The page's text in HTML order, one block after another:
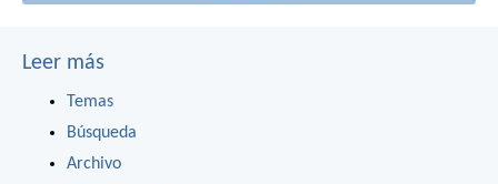
Leer más
Temas
Búsqueda
Archivo